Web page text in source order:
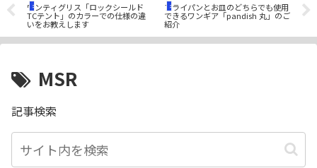
ド
ル
ギア
ワンティグリス「ロックシールド
TCテント」のカラーでの仕様の違
いをお教えします
ギア
フライパンとお皿のどちらでも使用
できるワンギア「pandish 丸」のご
紹介
ギ
残
で
MSR
記事検索